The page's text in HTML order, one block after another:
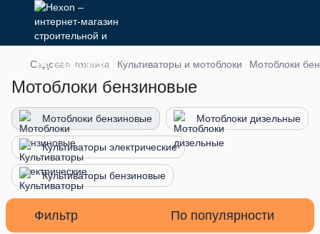
Садовая техника Культиваторы и мотоблоки Мотоблоки
Мотоблоки бензиновые
Мотоблоки бензиновые Мотоблоки дизельные
Культиваторы электрические
Культиваторы бензиновые
Фильтр По популярности